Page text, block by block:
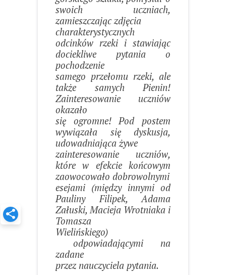
swoich uczniach,
zamieszczając zdjęcia
charakterystycznych
odcinków rzeki i stawiając
dociekliwe pytania o
pochodzenie
samego przełomu rzeki, ale
także samych Pienin!
Zainteresowanie uczniów
okazało
się ogromne! Pod postem
wywiązała się dyskusja,
udowadniająca żywe
zainteresowanie uczniów,
które w efekcie końcowym
zaowocowało dobrowolnymi
esejami (między innymi od
Pauliny Filipek, Adama
Załuski, Macieja Wrotniaka i
Tomasza
Wielińskiego)
odpowiadającymi na
zadane
przez nauczyciela pytania.